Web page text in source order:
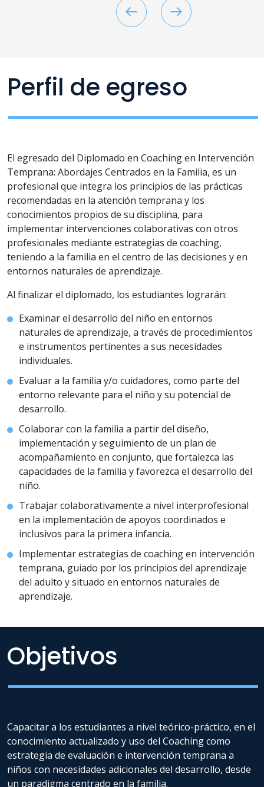
PACT, Project ImPACT,
SCERTS, TEACCH y JASPER.
Angeles, University of
California, Davis, University
University of Manchester.
y DCMA.
Cuenta con amplia
experiencia clínica y docente
en pre y postgrado, en
atención temprana, autismo
e intervenciones naturalistas
centradas en la familia.
El egresado del Diplomado en Coaching en Intervención
Temprana: Abordajes Centrados en la Familia, es un
profesional que integra los principios de las prácticas
recomendadas en la atención temprana y los
conocimientos propios de su disciplina, para
implementar intervenciones colaborativas con otros
profesionales mediante estrategias de coaching,
teniendo a la familia en el centro de las decisiones y en
entornos naturales de aprendizaje.
Al finalizar el diplomado, los estudiantes lograrán:
Examinar el desarrollo del niño en entornos
naturales de aprendizaje, a través de procedimientos
e instrumentos pertinentes a sus necesidades
individuales.
Evaluar a la familia y/o cuidadores, como parte del
entorno relevante para el niño y su potencial de
desarrollo.
Colaborar con la familia a partir del diseño,
implementación y seguimiento de un plan de
acompañamiento en conjunto, que fortalezca las
capacidades de la familia y favorezca el desarrollo del
niño.
Trabajar colaborativamente a nivel interprofesional
en la implementación de apoyos coordinados e
inclusivos para la primera infancia.
Implementar estrategias de coaching en intervención
temprana, guiado por los principios del aprendizaje
del adulto y situado en entornos naturales de
aprendizaje.
Perfil de egreso
Capacitar a los estudiantes a nivel teórico-práctico, en el
conocimiento actualizado y uso del Coaching como
estrategia de evaluación e intervención temprana a
niños con necesidades adicionales del desarrollo, desde
un paradigma centrado en la familia.
Objetivos